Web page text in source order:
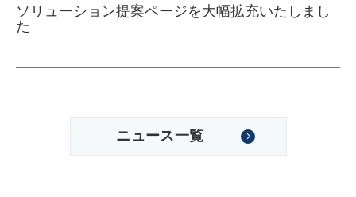
ソリューション提案ページを大幅拡充いたしまし
た
ニュース一覧